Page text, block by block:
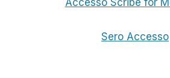
Accesso Scribe for
Sero Accesso